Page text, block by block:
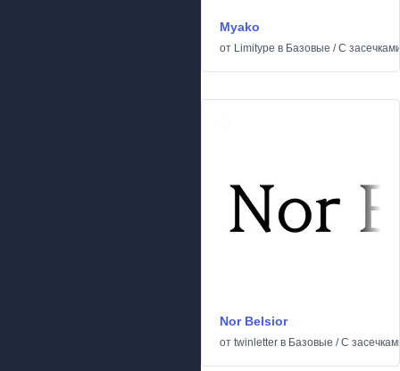
Myako
от Limitype в Базовые /С
Nor Belsior
от twinletter в Базовые /С